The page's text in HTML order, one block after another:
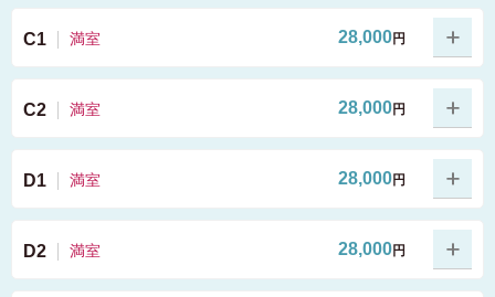
部屋の特徴
ベッド 机 収納 WiFi 金庫
部屋の特徴
C1 満室 28,000円
C2 満室 28,000円
D1 満室 28,000円
D2 満室 28,000円